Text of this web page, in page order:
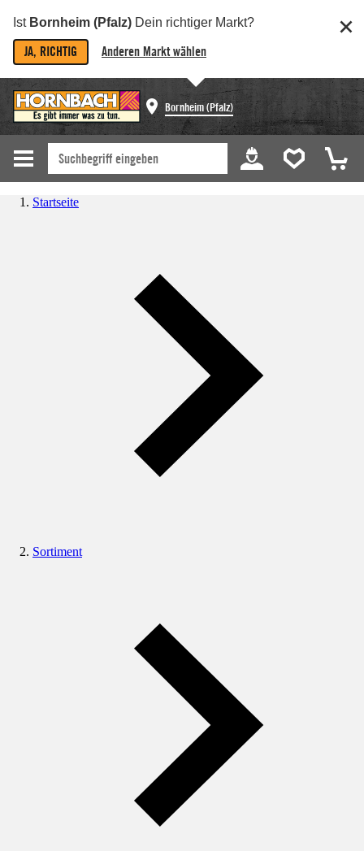
Ist Bornheim (Pfalz) Dein richtiger Markt?
JA, RICHTIG Anderen Markt wählen
Bornheim (Pfalz)
Startseite
Sortiment